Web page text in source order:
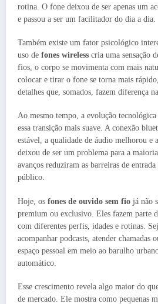
rotina. O fone deixou de ser apenas um
e passou a ser um facilitador do dia a dia.
Também existe um fator psicológico
uso de fones wireless cria uma sensação
fios, o corpo se movimenta com mais
colocar e tirar o fone se torna mais
detalhes que, somados, fazem diferença
Ao mesmo tempo, a evolução
essa transição mais suave. A conexão
estável, a qualidade de áudio melhorou e
deixou de ser um problema para a
avanços reduziram as barreiras de
público.
Hoje, os fones de ouvido sem fio já não
premium ou exclusivo. Eles fazem parte
com diferentes perfis, idades e rotinas.
acompanhar podcasts, atender chamadas
espaço pessoal em meio ao barulho
automático.
Esse crescimento revela algo maior do
de mercado. Ele mostra como pequenas